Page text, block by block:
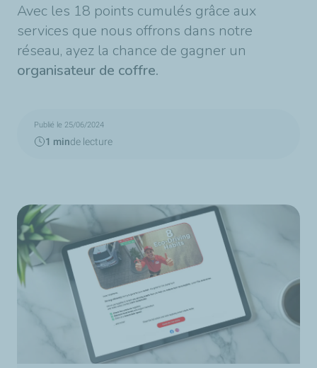
Avec les 18 points cumulés grâce aux
services que nous offrons dans notre
réseau, ayez la chance de gagner un
organisateur de coffre.
Publié le 25/06/2024
1 minde lecture